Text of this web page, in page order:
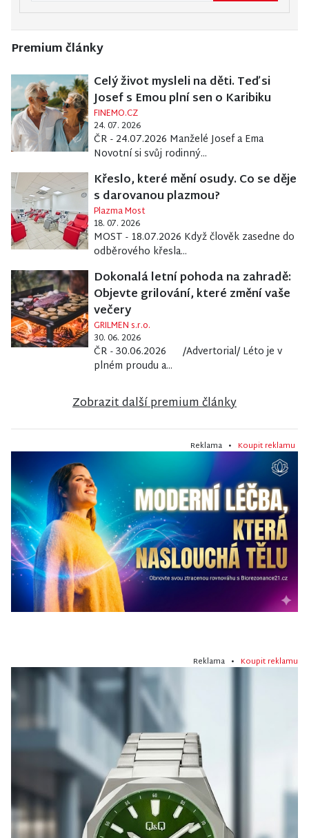
Premium články
Celý život mysleli na děti. Teď si
Josef s Emou plní sen o Karibiku
FINEMO.CZ
24. 07. 2026
ČR - 24.07.2026 Manželé Josef a Ema
Novotní si svůj rodinný...
Křeslo, které mění osudy. Co se děje
s darovanou plazmou?
Plazma Most
18. 07. 2026
MOST - 18.07.2026 Když člověk zasedne do
odběrového křesla...
Dokonalá letní pohoda na zahradě:
Objevte grilování, které změní vaše
večery
GRILMEN s.r.o.
30. 06. 2026
ČR - 30.06.2026 /Advertorial/ Léto je v
plném proudu a...
Zobrazit další premium články
Reklama • Koupit reklamu
Reklama • Koupit reklamu